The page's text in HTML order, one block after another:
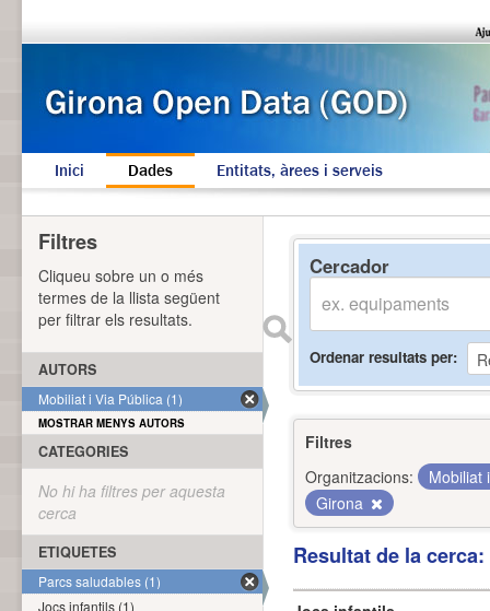
Inici Dades Entitats, àrees i serveis
Cercador
Ordenar resultats per
Filtres
Organitzacions:
Mobiliat
Girona
Resultat de la
Filtres
Cliqueu sobre un o més
termes de la llista següent
per filtrar els resultats.
AUTORS
Mobiliat i Via Pública (1)
MOSTRAR MENYS AUTORS
CATEGORIES
No hi ha filtres per aquesta
cerca
ETIQUETES
Parcs saludables (1)
Jocs infantils (1)